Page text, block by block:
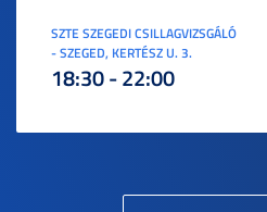
SZTE SZEGEDI CSILLAGVIZSGÁLÓ
- SZEGED, KERTÉSZ U. 3.
18:30 - 22:00